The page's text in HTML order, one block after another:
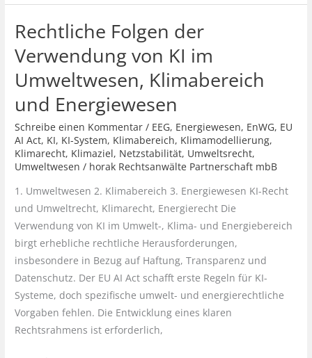
2025
in
Deutschland
und
der
Rechtliche Folgen der
Verwendung von KI im
Umweltwesen, Klimabereich
und Energiewesen
Schreibe einen Kommentar / EEG, Energiewesen, EnWG, EU
AI Act, KI, KI-System, Klimabereich, Klimamodellierung,
Klimarecht, Klimaziel, Netzstabilität, Umweltsrecht,
Umweltwesen / horak Rechtsanwälte Partnerschaft mbB
1. Umweltwesen 2. Klimabereich 3. Energiewesen KI-Recht
und Umweltrecht, Klimarecht, Energierecht Die
Verwendung von KI im Umwelt-, Klima- und Energiebereich
birgt erhebliche rechtliche Herausforderungen,
insbesondere in Bezug auf Haftung, Transparenz und
Datenschutz. Der EU AI Act schafft erste Regeln für KI-
Systeme, doch spezifische umwelt- und energierechtliche
Vorgaben fehlen. Die Entwicklung eines klaren
Rechtsrahmens ist erforderlich,